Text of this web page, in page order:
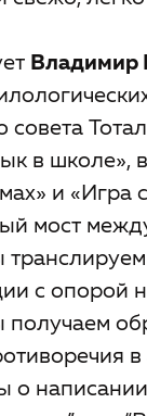
Владимир
совета
в школе»,
и «Игра
мост
с опорой
в
о